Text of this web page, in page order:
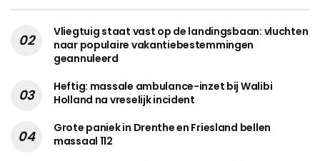
Vliegtuig staat vast op de landingsbaan: vluchten
naar populaire vakantiebestemmingen
geannuleerd
Heftig: massale ambulance-inzet bij Walibi
Holland na vreselijk incident
Grote paniek in Drenthe en Friesland bellen
massaal 112